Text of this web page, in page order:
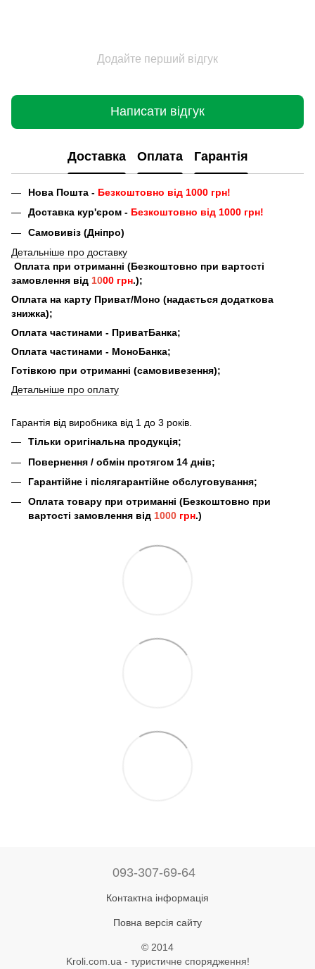
Додайте перший відгук
Написати відгук
Доставка Оплата Гарантія
Нова Пошта - Безкоштовно від 1000 грн!
Доставка кур'єром - Безкоштовно від 1000 грн!
Самовивіз (Дніпро)
Детальніше про доставку
Оплата при отриманні (Безкоштовно при вартості
замовлення від 1000 грн.);
Оплата на карту Приват/Моно (надається додаткова
знижка);
Оплата частинами - ПриватБанка;
Оплата частинами - МоноБанка;
Готівкою при отриманні (самовивезення);
Детальніше про оплату
Гарантія від виробника від 1 до 3 років.
Тільки оригінальна продукція;
Повернення / обмін протягом 14 днів;
Гарантійне і післягарантійне обслуговування;
Оплата товару при отриманні (Безкоштовно при
вартості замовлення від 1000 грн.)
093-307-69-64
Контактна інформація
Повна версія сайту
© 2014
Kroli.com.ua - туристичне спорядження!